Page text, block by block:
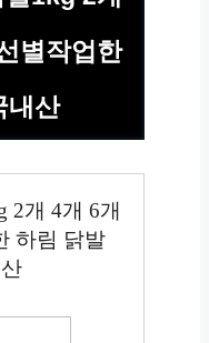
별작업한
내산
2개 4개 6개
하림 닭발